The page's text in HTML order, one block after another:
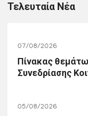
Τελευταία Νέα
07/08/2026
Πίνακας
Συνεδρίασης
05/08/2026